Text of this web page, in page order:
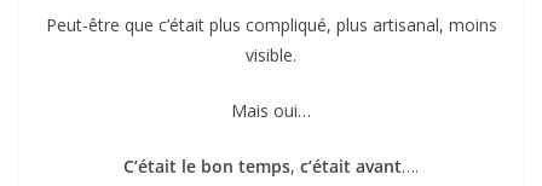
Peut-être que c’était plus compliqué, plus artisanal, moins
visible.
Mais oui…
C’était le bon temps, c’était avant….